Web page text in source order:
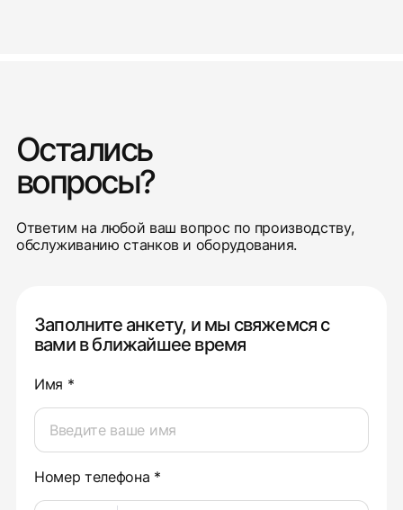
Остались
вопросы?
Ответим на любой ваш вопрос по производству,
обслуживанию станков и оборудования.
Заполните анкету, и мы свяжемся с
вами в ближайшее время
Имя *
Номер телефона *